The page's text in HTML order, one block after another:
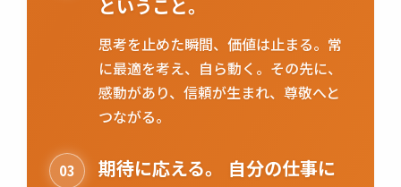
ということ。
思考を止めた瞬間、価値は止まる。常
に最適を考え、自ら動く。その先に、
感動があり、信頼が生まれ、尊敬へと
つながる。
03
期待に応える。 自分の仕事に